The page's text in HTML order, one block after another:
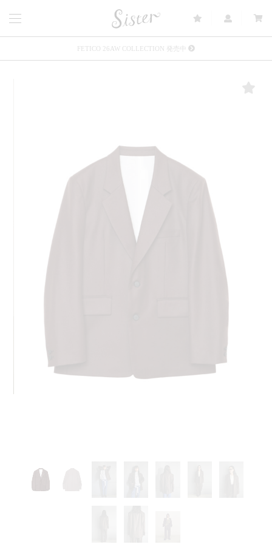
FETICO 26AW COLLECTION 発売中
発売中 : Sister × 前原光榮商店
新規会員登録で5%OFFクーポン配布
Summer Sale up to 60%OFF 開催中